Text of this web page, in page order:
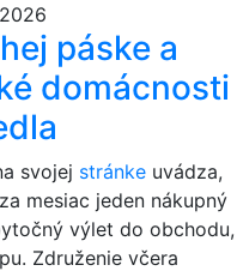
páske a
domácnosti
svojej stránke uvádza,
mesiac jeden nákupný
výlet do obchodu,
Združenie včera